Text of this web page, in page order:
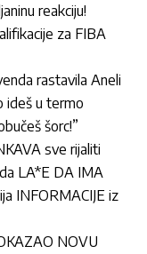
reakciju!
za FIBA
rastavila Aneli
ideš u termo
šorc!”
sve rijaliti
LA*E DA IMA
INFORMACIJE iz
NOVU